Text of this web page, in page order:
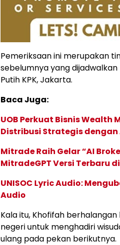
Pemeriksaan ini merupakan
sebelumnya yang dijadwalkan
Putih KPK, Jakarta.
Baca Juga:
UOB Perkuat Bisnis
Distribusi Strategis
Mitrade Raih Gelar “AI
MitradeGPT Versi Terbaru
UNISOC Lyric Audio:
Audio
Kala itu, Khofifah
negeri untuk menghadiri
ulang pada pekan berikutnya.